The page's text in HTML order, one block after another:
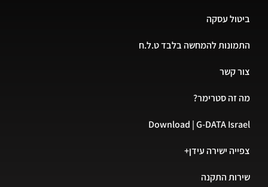
ביטול עסקה
התמונות להמחשה בלבד ט.ל.ח
צור קשר
מה זה סטרימר?
Download | G-DATA Israel
צפייה ישירה עידן+
שירות התקנה